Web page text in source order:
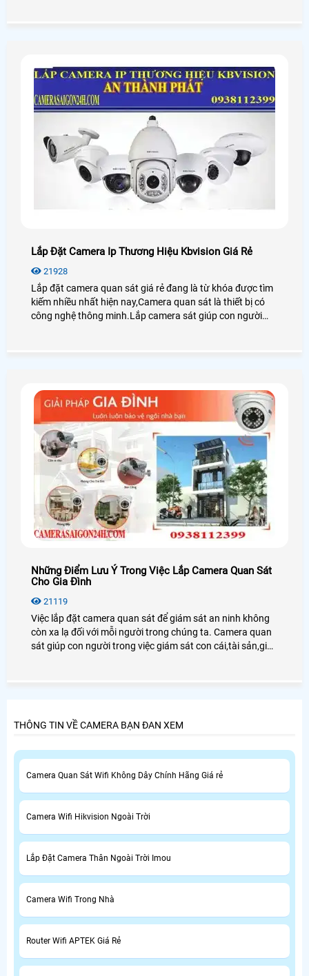
Lắp Đặt Camera Ip Thương Hiệu Kbvision Giá Rẻ
21928
Lắp đặt camera quan sát giá rẻ đang là từ khóa được tìm
kiếm nhiều nhất hiện nay,Camera quan sát là thiết bị có
công nghệ thông minh.Lắp camera sát giúp con người
Những Điểm Lưu Ý Trong Việc Lắp Camera Quan Sát
Cho Gia Đình
21119
Việc lắp đặt camera quan sát để giám sát an ninh không
còn xa lạ đối với mỗi người trong chúng ta. Camera quan
sát giúp con người trong việc giám sát con cái,tài sản,giúp
THÔNG TIN VỀ CAMERA BẠN ĐAN XEM
Camera Quan Sát Wifi Không Dây Chính Hãng Giá rẻ
Camera Wifi Hikvision Ngoài Trời
Lắp Đặt Camera Thân Ngoài Trời Imou
Camera Wifi Trong Nhà
Router Wifi APTEK Giá Rẻ